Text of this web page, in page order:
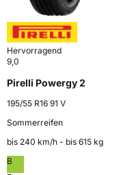
Hervorragend
9,0
Pirelli Powergy 2
195/55 R16 91 V
Sommerreifen
bis 240 km⁠/⁠h - bis 615 kg
B